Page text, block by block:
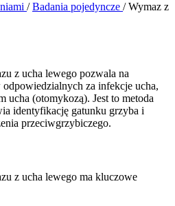
/ Badania pojedyncze / Wymaz z
z ucha lewego pozwala na
za infekcje ucha,
ucha (otomykozą). Jest to metoda
identyfikację gatunku grzyba i
przeciwgrzybiczego.
z ucha lewego ma kluczowe